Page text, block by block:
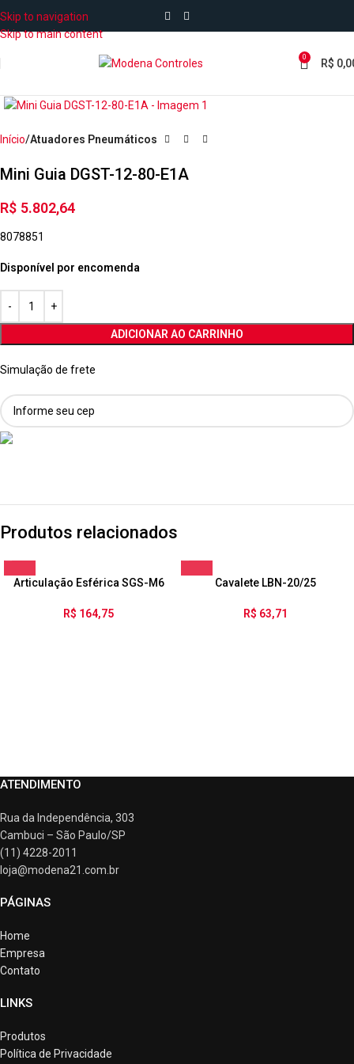
Skip to navigation
Skip to main content
0 R$
Início Atuadores Pneumáticos
Mini Guia DGST-12-80-E1A
R$ 5.802,64
8078851
Disponível por encomenda
ADICIONAR AO CARRINHO
Simulação de frete
Produtos relacionados
Articulação Esférica SGS-M6
R$ 164,75
Cavalete LBN-20/25
R$ 63,71
ATENDIMENTO
Rua da Independência, 303
Cambuci – São Paulo/SP
(11) 4228-2011
loja@modena21.com.br
PÁGINAS
Home
Empresa
Contato
LINKS
Produtos
Política de Privacidade